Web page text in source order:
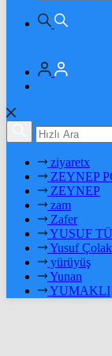
ziyaretx
ZEYNEP
ZEYNEP
zam
Zafer
YUSUF
Yusuf Çolak
yürüyüş
Yunan
YUMAKLI